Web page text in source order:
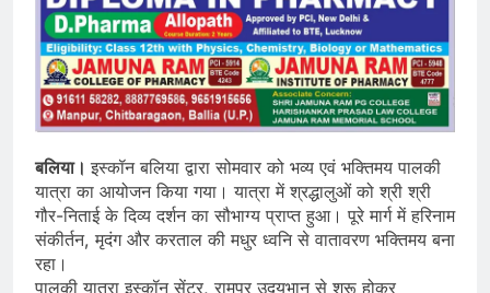
बलिया।इस्कॉन बलिया द्वारा सोमवार को भव्य एवं भक्तिमय पालकी
यात्रा का आयोजन किया गया। यात्रा में श्रद्धालुओं को श्री श्री
गौर-निताई के दिव्य दर्शन का सौभाग्य प्राप्त हुआ। पूरे मार्ग में हरिनाम
संकीर्तन, मृदंग और करताल की मधुर ध्वनि से वातावरण भक्तिमय बना
रहा।
पालकी यात्रा इस्कॉन सेंटर, रामपुर उदयभान से शुरू होकर